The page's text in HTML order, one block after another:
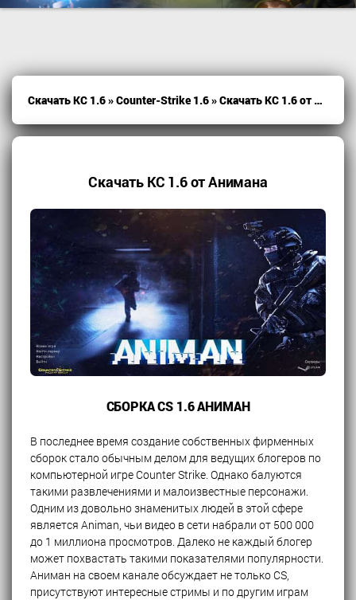
Скачать КС 1.6»Counter-Strike 1.6» Скачать КС 1.6 от Анимана
Скачать КС 1.6 от Анимана
СБОРКА CS 1.6 АНИМАН
В последнее время создание собственных фирменных
сборок стало обычным делом для ведущих блогеров по
компьютерной игре Counter Strike. Однако балуются
такими развлечениями и малоизвестные персонажи.
Одним из довольно знаменитых людей в этой сфере
является Animan, чьи видео в сети набрали от 500 000
до 1 миллиона просмотров. Далеко не каждый блогер
может похвастать такими показателями популярности.
Аниман на своем канале обсуждает не только CS,
присутствуют интересные стримы и по другим играм